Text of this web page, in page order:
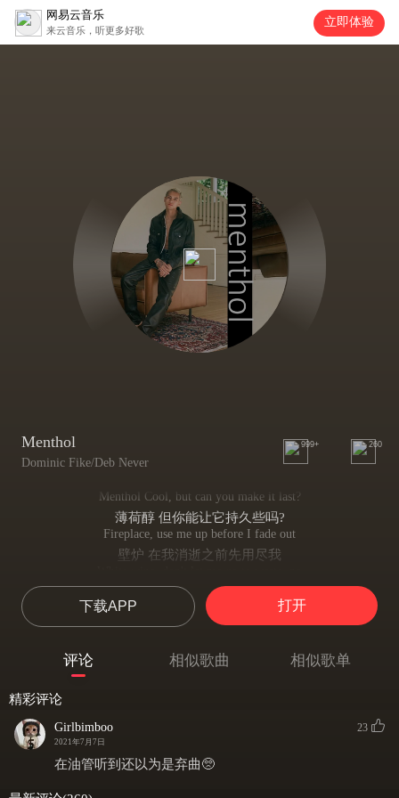
网易云音乐
来云音乐，听更多好歌
立即体验
Menthol
Dominic Fike/Deb Never
999+ 260
Menthol Cool, but can you make it last?
薄荷醇 但你能让它持久些吗?
Fireplace, use me up before I fade out
壁炉 在我消逝之前先用尽我
白葡萄酒 别让我浪费
Menthol Cool, but can you make it last?
薄荷醇 但你能让它持久些吗
壁炉 在消失之前好好利用我
Cuff jeans, lowkey, straight teeth, say cheese
袖口的牛仔裤 低调 整齐的牙齿 说着cheese
See, I like pretty things but I'm pretty ****ed up, uh
下载APP 打开
评论 相似歌曲 相似歌单
精彩评论
Girlbimboo
2021年7月7日
23
在油管听到还以为是弃曲🥺